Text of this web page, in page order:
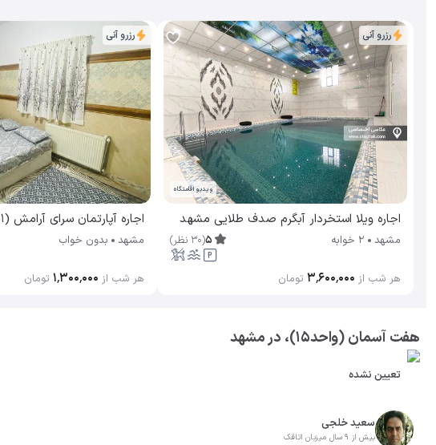
رزرو آنی
ویدیو اقامتگاه
اجاره ویلا استخردار آبگرم صدف طلایی مشهد
مشهد 2 خوابه 5
(
30 نظر)
هر شب از ۳٬۶۰۰٬۰۰۰ تومان
رزرو آنی
اجاره آپارتمان سرای آرامش (۲۰۱) مشهد
مشهد بدون خواب
هر شب از ۱٬۳۰۰٬۰۰۰ تومان
هفت آسمان (واحد۱۵)، در مشهد
تعیین نشده
سعید خلجی
بیش از 9 سال میزبان اتاقک